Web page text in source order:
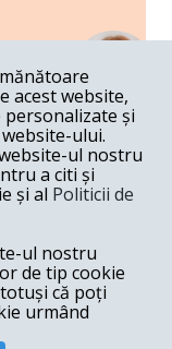
a
caste.
deranjează un
acest website,
și
ului.
ul nostru
a citi și
și al Politicii de
ul nostru
de tip cookie
că poți
urmând